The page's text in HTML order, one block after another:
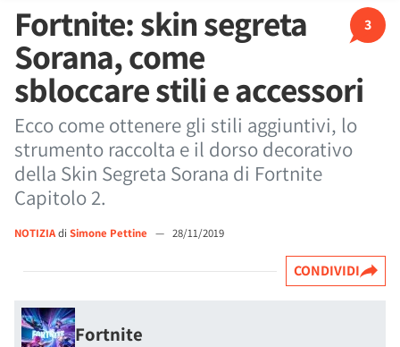
3
Fortnite: skin segreta
Sorana, come
sbloccare stili e accessori
Ecco come ottenere gli stili aggiuntivi, lo
strumento raccolta e il dorso decorativo
della Skin Segreta Sorana di Fortnite
Capitolo 2.
NOTIZIAdi Simone Pettine — 28/11/2019
CONDIVIDI
Fortnite